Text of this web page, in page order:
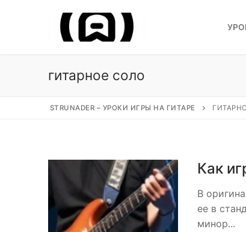
содержимому
Искать:
Ноты для
гитарное соло
STRUNADER – УРОКИ ИГРЫ НА ГИТАРЕ
Как
В
ее в
минор...